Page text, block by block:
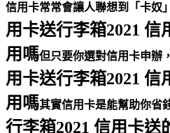
信用卡常常會讓人聯想到「卡奴
用卡送行李箱2021 信
用嗎但只要你選對信用卡申辦
用卡送行李箱2021 信
用嗎其實信用卡是能幫助你省
行李箱2021 信用卡送